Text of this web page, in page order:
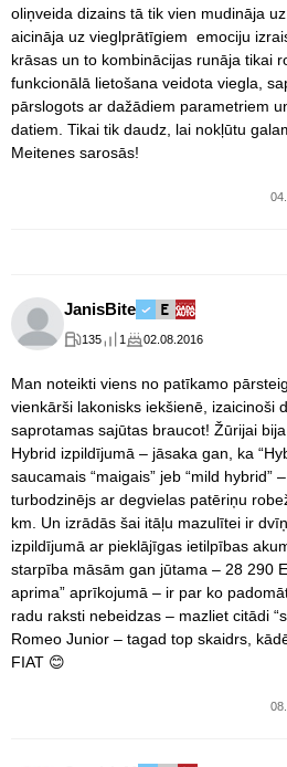
oliņveida dizains tā tik vien mudināja
aicināja uz vieglprātīgiem emociju
krāsas un to kombinācijas runāja tikai
funkcionālā lietošana veidota viegla,
pārslogots ar dažādiem parametriem
datiem. Tikai tik daudz, lai nokļūtu
Meitenes sarosās!
JanisBite
135 1 02.08.2016
Man noteikti viens no patīkamo
vienkārši lakonisks iekšienē, izaicinoši
saprotamas sajūtas braucot! Žūrijai
Hybrid izpildījumā – jāsaka gan, ka
saucamais “maigais” jeb “mild hybrid”
turbodzinējs ar degvielas patēriņu
km. Un izrādās šai itāļu mazulītei ir
izpildījumā ar pieklājīgas ietilpības
starpība māsām gan jūtama – 28 290
aprima” aprīkojumā – ir par ko
radu raksti nebeidzas – mazliet citādi
Romeo Junior – tagad top skaidrs,
FIAT 😊